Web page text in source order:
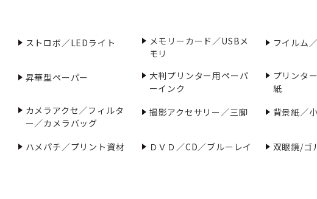
ストロボ／LEDライト
メモリーカード／USBメ
モリ
フイルム
昇華型ペーパー
大判プリンター用ペーパ
ーインク
プリンタ
紙
カメラアクセ／フィルタ
ー／カメラバッグ
撮影アクセサリー／三脚 背景紙／
ハメパチ／プリント資材 ＤＶＤ／CD／ブルーレイ 双眼鏡/ゴ